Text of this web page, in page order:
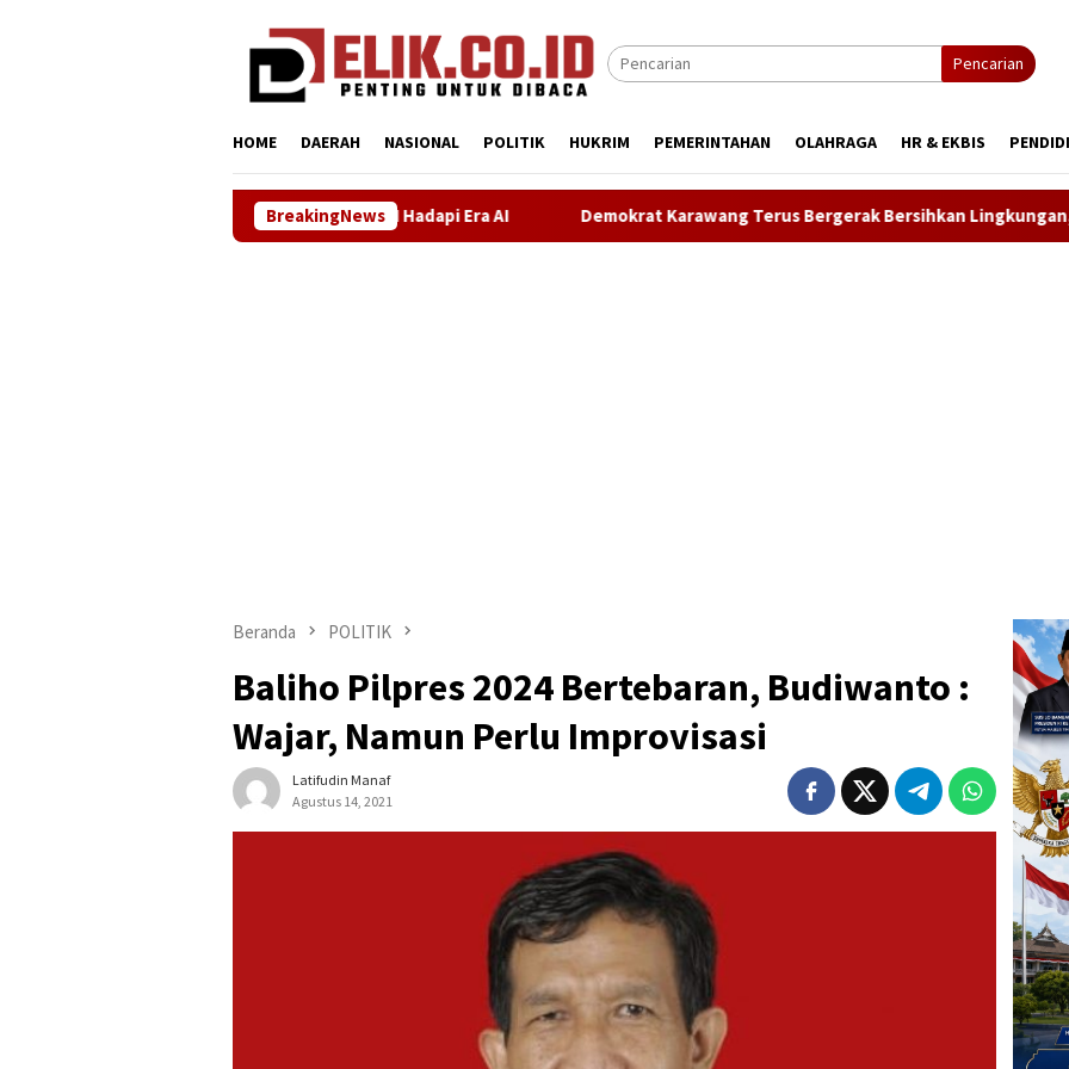
Pencarian
HOME DAERAH NASIONAL POLITIK HUKRIM PEMERINTAHAN OLAHRAGA HR & EKBIS
BreakingNews
Kesiapan SDM Hadapi Era AI Demokrat Karawang Terus Bergerak Bersihkan Lingkungan, Wujudkan Langit Biru dan
Beranda POLITIK
Baliho Pilpres 2024 Bertebaran, Budiwanto :
Wajar, Namun Perlu Improvisasi
Latifudin Manaf
Agustus 14, 2021